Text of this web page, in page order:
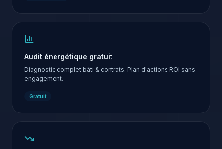
Audit énergétique gratuit
Diagnostic complet bâti & contrats. Plan d'actions ROI sans
engagement.
Gratuit